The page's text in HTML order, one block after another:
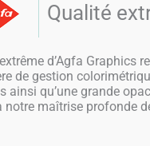
Qualité
d’Agfa Graphics
de gestion
qu’une grande
maîtrise profonde